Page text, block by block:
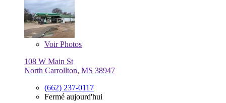
VoirPhotos
108 W Main St
North Carrollton, MS 38947
(662) 237-0117
Fermé aujourd'hui